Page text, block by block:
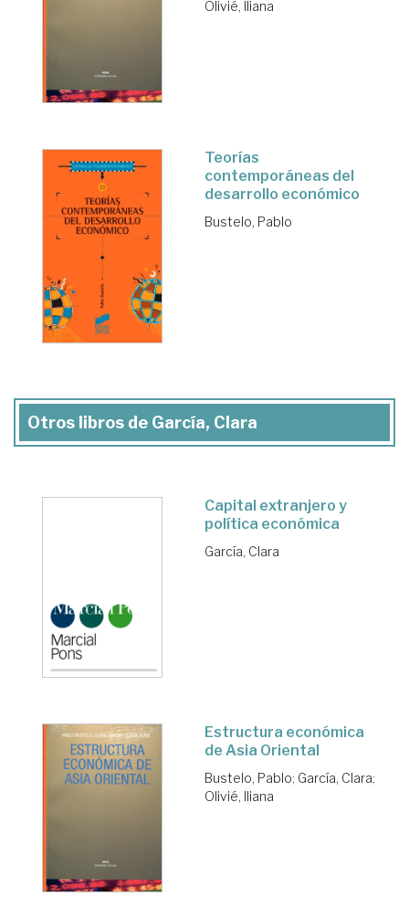
Olivié, Iliana
Teorías
contemporáneas del
desarrollo económico
Bustelo, Pablo
Otros libros de García, Clara
Capital extranjero y
política económica
García, Clara
Estructura económica
de Asia Oriental
Bustelo, Pablo; García, Clara;
Olivié, Iliana